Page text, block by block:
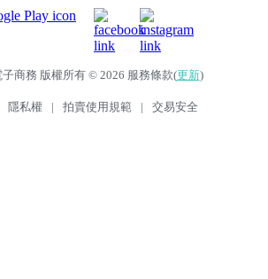
子商務 版權所有 © 2026 服務條款(更新)
隱私權 | 拍賣使用規範 | 交易安全